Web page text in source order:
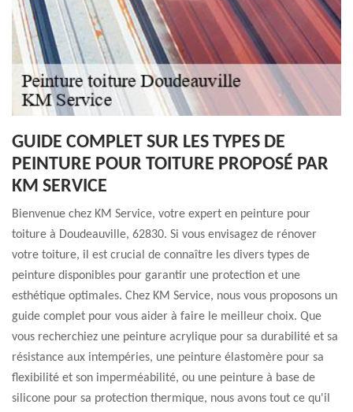
GUIDE COMPLET SUR LES TYPES DE
PEINTURE POUR TOITURE PROPOSÉ PAR
KM SERVICE
Bienvenue chez KM Service, votre expert en peinture pour
toiture à Doudeauville, 62830. Si vous envisagez de rénover
votre toiture, il est crucial de connaître les divers types de
peinture disponibles pour garantir une protection et une
esthétique optimales. Chez KM Service, nous vous proposons un
guide complet pour vous aider à faire le meilleur choix. Que
vous recherchiez une peinture acrylique pour sa durabilité et sa
résistance aux intempéries, une peinture élastomère pour sa
flexibilité et son imperméabilité, ou une peinture à base de
silicone pour sa protection thermique, nous avons tout ce qu'il